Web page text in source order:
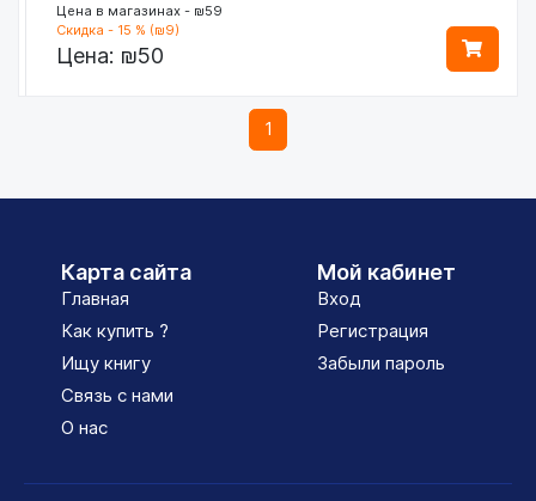
Цена в магазинах - ₪59
Скидка - 15 % (₪9)
Цена: ₪50
1
Карта сайта
Главная
Как купить ?
Ищу книгу
Связь с нами
О нас
Мой кабинет
Вход
Регистрация
Забыли пароль